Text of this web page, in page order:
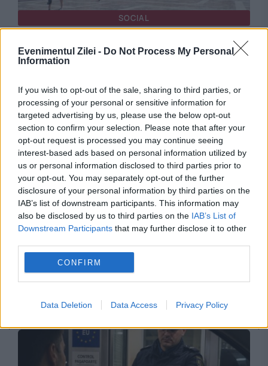
Evenimentul Zilei - Do Not Process My Personal
Information
If you wish to opt-out of the sale, sharing to third parties, or
processing of your personal or sensitive information for
targeted advertising by us, please use the below opt-out
section to confirm your selection. Please note that after your
opt-out request is processed you may continue seeing
interest-based ads based on personal information utilized by
us or personal information disclosed to third parties prior to
your opt-out. You may separately opt-out of the further
disclosure of your personal information by third parties on the
IAB’s list of downstream participants. This information may
also be disclosed by us to third parties on the IAB’s List of
Downstream Participants that may further disclose it to other
CONFIRM
Data Deletion Data Access Privacy Policy
SOCIAL
Cod roșu. Alertă de călătorie în Spania. Risc
POLITICA
de urgență pentru energie și susține
menținerea centralelor pe cărbune. Critici la
adresa lui Bolojan